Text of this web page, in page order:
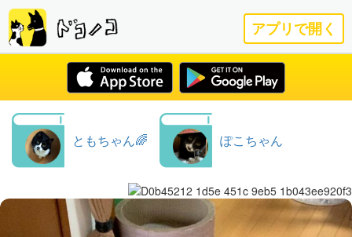
アプリで開く
ともちゃん🌈 ぽこちゃん